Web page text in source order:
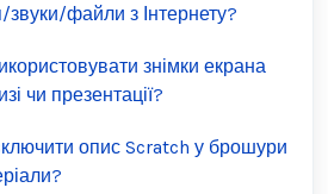
файли з Інтернету?
знімки екрана
чи презентації?
опис Scratch у брошури